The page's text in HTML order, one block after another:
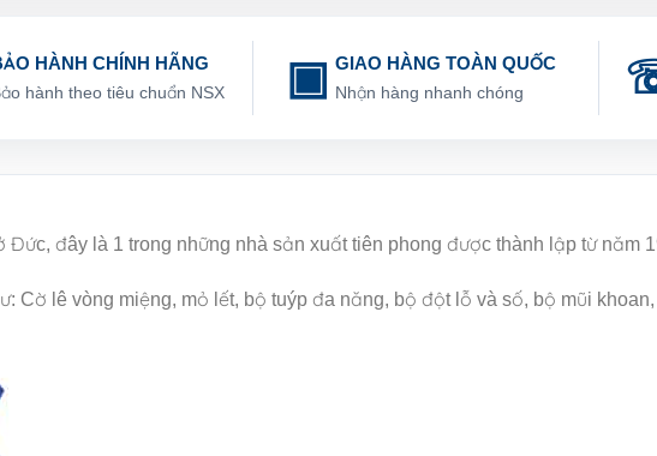
HÀNH CHÍNH HÃNG
hành theo tiêu chuẩn NSX
GIAO HÀNG TOÀN QUỐC
Nhận hàng nhanh chóng
Đức, đây là 1 trong những nhà sản xuất tiên phong được thành lập từ năm
Cờ lê vòng miệng, mỏ lết, bộ tuýp đa năng, bộ đột lỗ và số, bộ mũi